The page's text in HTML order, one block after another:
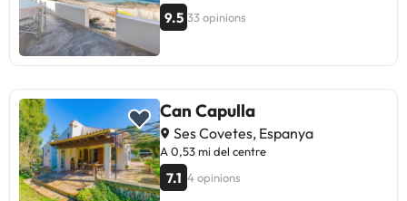
9.5 33 opinions
Can Capulla
Ses Covetes, Espanya
A 0,53 mi del centre
7.1 4 opinions